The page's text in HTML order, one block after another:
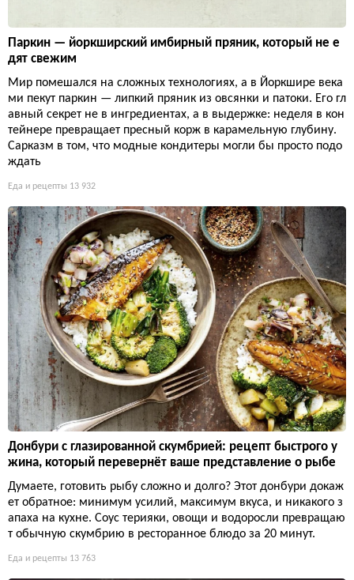
Паркин — йоркширский имбирный пряник, который не е
дят свежим
Мир помешался на сложных технологиях, а в Йоркшире века
ми пекут паркин — липкий пряник из овсянки и патоки. Его гл
авный секрет не в ингредиентах, а в выдержке: неделя в кон
тейнере превращает пресный корж в карамельную глубину.
Сарказм в том, что модные кондитеры могли бы просто подо
ждать
Еда и рецепты 13 932
Донбури с глазированной скумбрией: рецепт быстрого у
жина, который перевернёт ваше представление о рыбе
Думаете, готовить рыбу сложно и долго? Этот донбури докаж
ет обратное: минимум усилий, максимум вкуса, и никакого з
апаха на кухне. Соус терияки, овощи и водоросли превращаю
т обычную скумбрию в ресторанное блюдо за 20 минут.
Еда и рецепты 13 763